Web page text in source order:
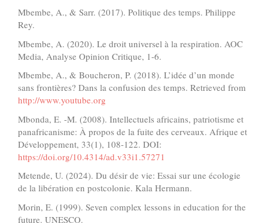
Mbembe, A., & Sarr. (2017). Politique des temps. Philippe
Rey.
Mbembe, A. (2020). Le droit universel à la respiration. AOC
Media, Analyse Opinion Critique, 1-6.
Mbembe, A., & Boucheron, P. (2018). L’idée d’un monde
sans frontières? Dans la confusion des temps. Retrieved from
http://www.youtube.org
Mbonda, E. -M. (2008). Intellectuels africains, patriotisme et
panafricanisme: À propos de la fuite des cerveaux. Afrique et
Développement, 33(1), 108-122. DOI:
https://doi.org/10.4314/ad.v33i1.57271
Metende, U. (2024). Du désir de vie: Essai sur une écologie
de la libération en postcolonie. Kala Hermann.
Morin, E. (1999). Seven complex lessons in education for the
future. UNESCO.